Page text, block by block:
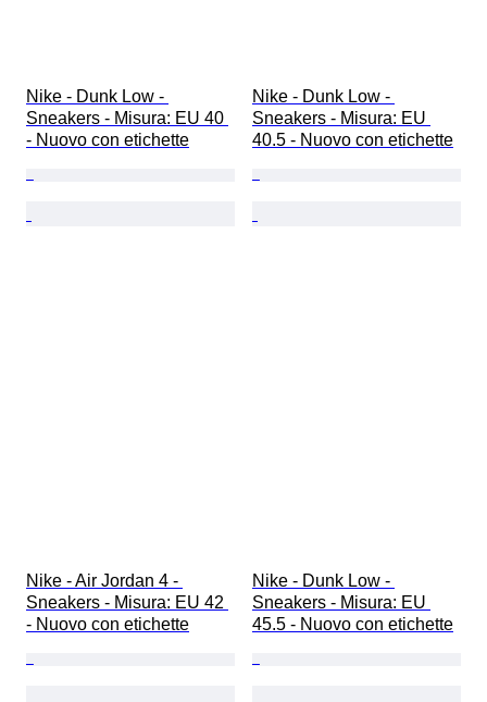
Nike - Dunk Low -
Sneakers - Misura: EU 40
- Nuovo con etichette
Nike - Dunk Low -
Sneakers - Misura: EU
40.5 - Nuovo con etichette
Nike - Air Jordan 4 -
Sneakers - Misura: EU 42
- Nuovo con etichette
Nike - Dunk Low -
Sneakers - Misura: EU
45.5 - Nuovo con etichette